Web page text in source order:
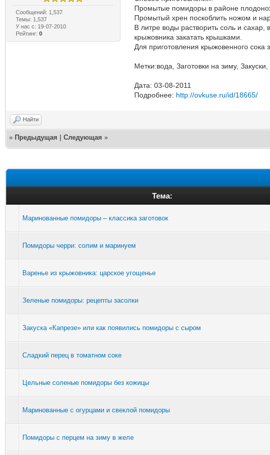
Сообщений: 1,537
Темы: 1,537
У нас с: 19-07-2010
Рейтинг:0
Промытые помидоры в районе
Промытый хрен поскоблить ножом и
В литре воды растворить соль и сахар,
крыжовника закатать крышками.
Для приготовления крыжовенного сока
Метки:вода, Заготовки на зиму,
Дата: 03-08-2011
Подробнее: http://ovkuse.ru/id/18665/
Найти
« Предыдущая Следующая »
Тема:
Маринованные помидоры – классика заготовок
Помидоры черри: солим и маринуем
Варенье из крыжовника: царское угощенье
Зеленые помидоры: рецепты засолки
Закуска «Капрезе» или как появились помидоры с сыром
Сладкий перец в томатном соке
Цельные соленые помидоры без кожицы
Маринованные с огурцами и свеклой помидоры
Помидоры с перцем на зиму в желе